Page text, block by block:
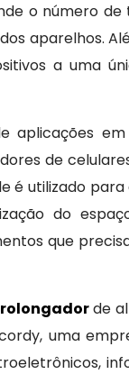
o número
aparelhos.
a uma
de
é utilizado
do
que
de
uma